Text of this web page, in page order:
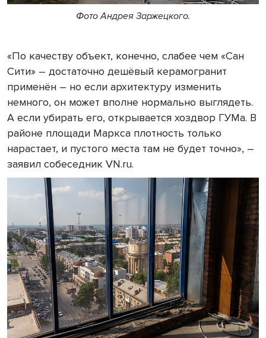
Фото Андрея Заржецкого.
«По качеству объект, конечно, слабее чем «Сан
Сити» – достаточно дешёвый керамогранит
применён – но если архитектуру изменить
немного, он может вполне нормально выглядеть.
А если убирать его, открывается хоздвор ГУМа. В
районе площади Маркса плотность только
нарастает, и пустого места там не будет точно», –
заявил собеседник VN.ru.